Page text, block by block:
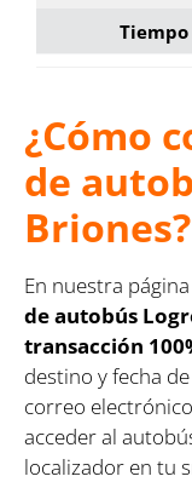
Tiempo
¿Cómo
de
Briones?
En nuestra
de autobús
transacción
destino y fecha
correo
acceder al
localizador en tu